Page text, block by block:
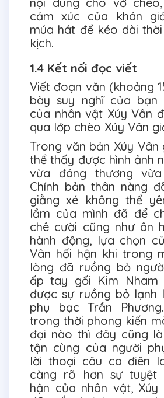
cảm xúc của khán
múa hát để kéo dài
kịch.
1.4 Kết nối đọc viết
Viết đoạn văn (khoảng
bày suy nghĩ của bạn
của nhân vật Xúy Vân
qua lớp chèo Xúy Vân
Trong văn bản Xúy
thể thấy được hình ảnh
vừa đáng thương
Chính bản thân nàng
giằng xé không thể
lầm của mình đã để
chê cười cũng như ân
hành động, lựa chọn
Vân hối hận khi trong
lòng đã ruồng bỏ
ấp tay gối Kim Nham
được sự ruồng bỏ lạnh
phụ bạc Trần
trong thời phong kiến
đại nào thì đây cũng
tận cùng của người
lời thoại câu ca điên
càng rõ hơn sự tuyệt
hận của nhân vật, Xúy